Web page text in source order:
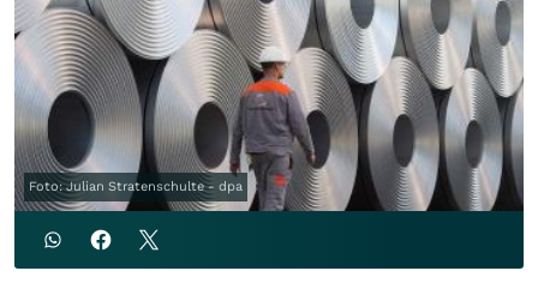
Foto: Julian Stratenschulte - dpa